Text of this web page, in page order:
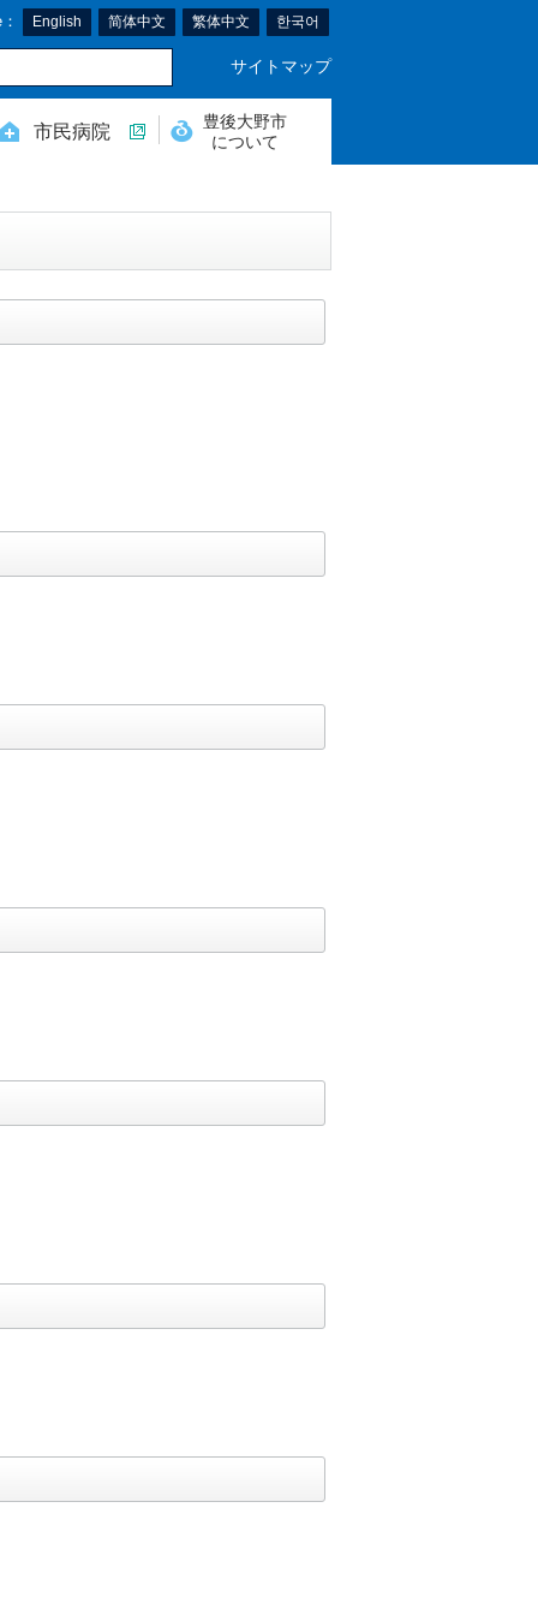
English 简体中文 繁体中文 한국어
サイトマップ
市民病院
豊後大野市
について